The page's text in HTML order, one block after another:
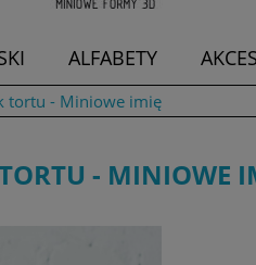
ALFABETY
tortu - Miniowe imię
- MINIOWE